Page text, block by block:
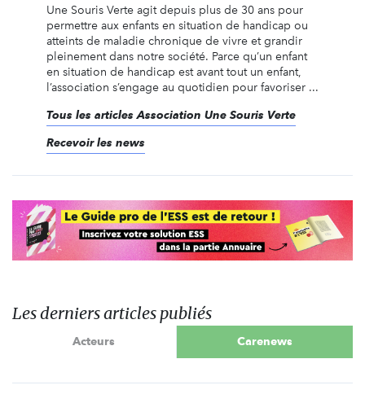
Une Souris Verte agit depuis plus de 30 ans pour
permettre aux enfants en situation de handicap ou
atteints de maladie chronique de vivre et grandir
pleinement dans notre société. Parce qu’un enfant
en situation de handicap est avant tout un enfant,
l’association s’engage au quotidien pour favoriser ...
Tous les articles Association Une Souris Verte
Recevoir les news
Les derniers articles publiés
Acteurs Carenews